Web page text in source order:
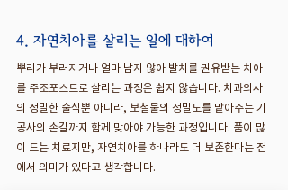
4. 자연치아를 살리는 일에 대하여
뿌리가 부러지거나 얼마 남지 않아 발치를 권유받는 치아
를 주조포스트로 살리는 과정은 쉽지 않습니다. 치과의사
의 정밀한 술식뿐 아니라, 보철물의 정밀도를 맡아주는 기
공사의 손길까지 함께 맞아야 가능한 과정입니다. 품이 많
이 드는 치료지만, 자연치아를 하나라도 더 보존한다는 점
에서 의미가 있다고 생각합니다.